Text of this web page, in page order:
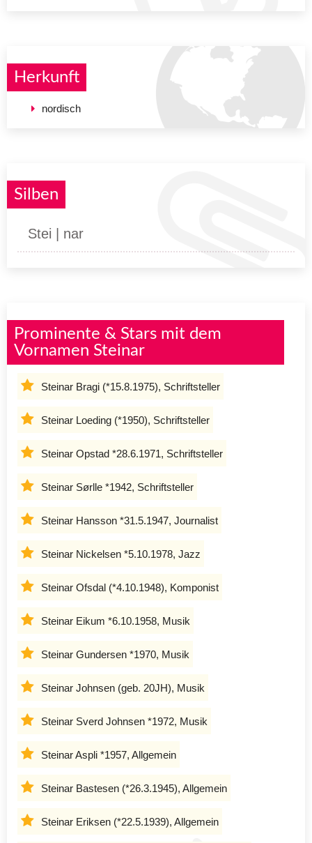
Herkunft
nordisch
Silben
Stei | nar
Prominente & Stars mit dem
Vornamen Steinar
Steinar Bragi (*15.8.1975), Schriftsteller
Steinar Loeding (*1950), Schriftsteller
Steinar Opstad *28.6.1971, Schriftsteller
Steinar Sørlle *1942, Schriftsteller
Steinar Hansson *31.5.1947, Journalist
Steinar Nickelsen *5.10.1978, Jazz
Steinar Ofsdal (*4.10.1948), Komponist
Steinar Eikum *6.10.1958, Musik
Steinar Gundersen *1970, Musik
Steinar Johnsen (geb. 20JH), Musik
Steinar Sverd Johnsen *1972, Musik
Steinar Aspli *1957, Allgemein
Steinar Bastesen (*26.3.1945), Allgemein
Steinar Eriksen (*22.5.1939), Allgemein